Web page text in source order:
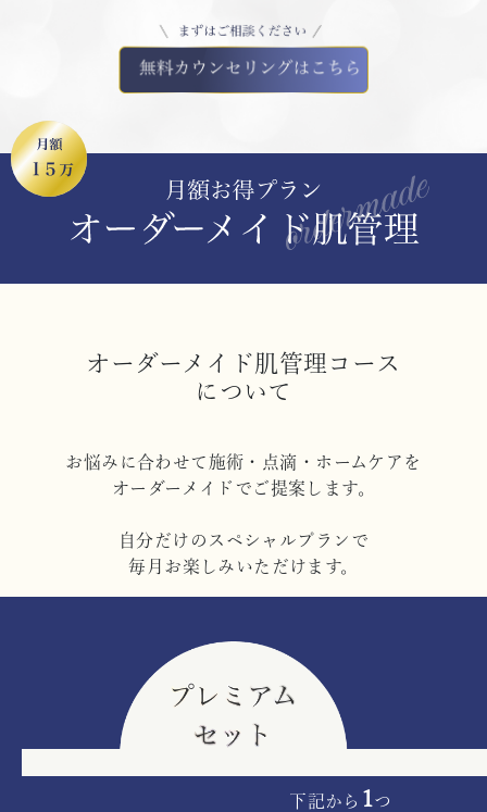
オーダーメイド肌管理コース
について
お悩みに合わせて施術・点滴・ホームケアを
オーダーメイドでご提案します。
自分だけのスペシャルプランで
毎月お楽しみいただけます。
下記から 1つ